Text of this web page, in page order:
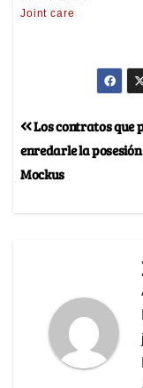
Los contratos que
enredarle la
Mockus